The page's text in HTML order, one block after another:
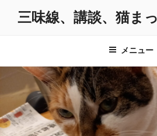
ッ
プ
三味線、講談、猫ま
メニュー